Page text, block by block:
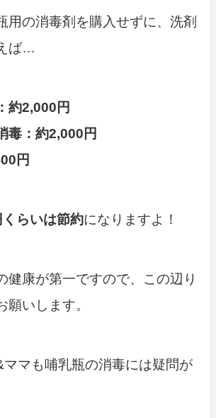
用の消毒剤を購入せずに、洗剤
ば…
約2,000円
毒：約2,000円
円
らいは節約になりますよ！
健康が第一ですので、この辺り
願いします。
ママも哺乳瓶の消毒には疑問が